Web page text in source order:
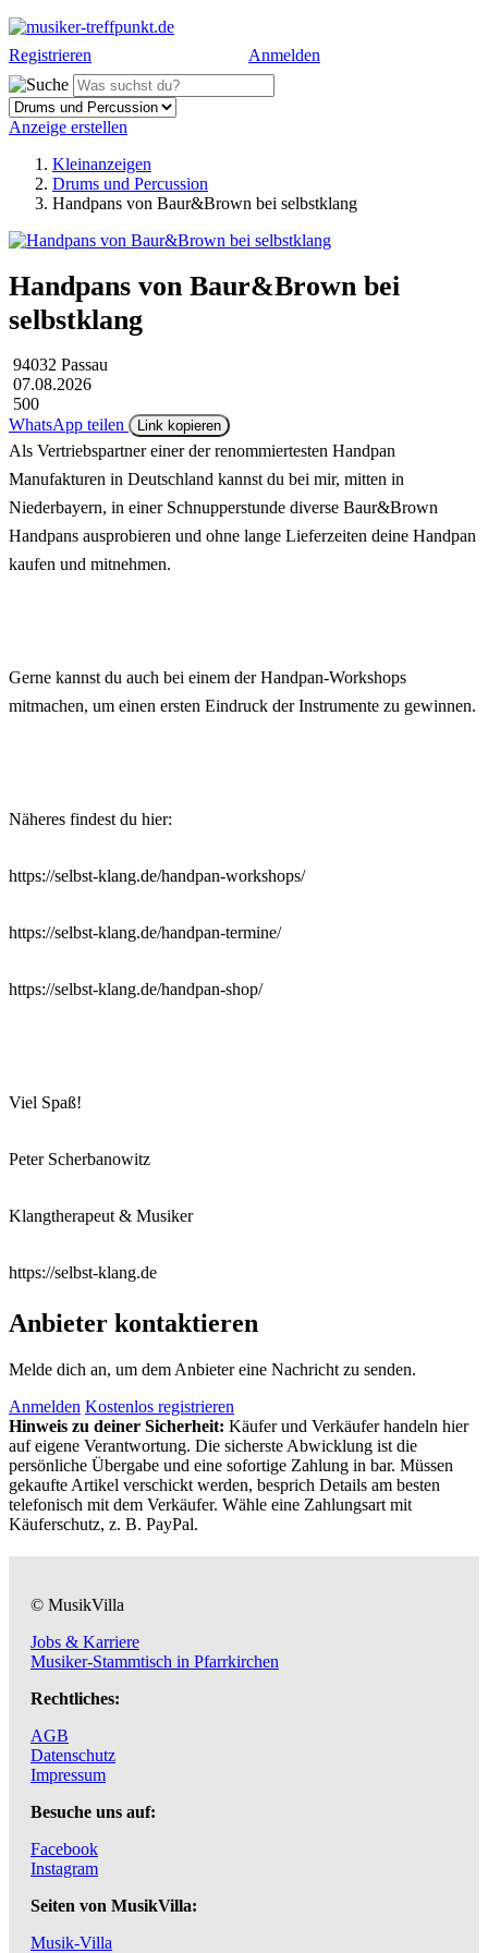
Registrieren Anmelden
Anzeige erstellen
Kleinanzeigen
Drums und Percussion
Handpans von Baur&Brown bei selbstklang
Handpans von Baur&Brown bei
selbstklang
94032 Passau
07.08.2026
500
WhatsApp teilen
Link kopieren
Als Vertriebspartner einer der renommiertesten Handpan
Manufakturen in Deutschland kannst du bei mir, mitten in
Niederbayern, in einer Schnupperstunde diverse Baur&Brown
Handpans ausprobieren und ohne lange Lieferzeiten deine Handpan
kaufen und mitnehmen.
Gerne kannst du auch bei einem der Handpan-Workshops
mitmachen, um einen ersten Eindruck der Instrumente zu gewinnen.
Näheres findest du hier:
https://selbst-klang.de/handpan-workshops/
https://selbst-klang.de/handpan-termine/
https://selbst-klang.de/handpan-shop/
Viel Spaß!
Peter Scherbanowitz
Klangtherapeut & Musiker
https://selbst-klang.de
Anbieter kontaktieren
Melde dich an, um dem Anbieter eine Nachricht zu senden.
Anmelden Kostenlos registrieren
Hinweis zu deiner Sicherheit: Käufer und Verkäufer handeln hier
auf eigene Verantwortung. Die sicherste Abwicklung ist die
persönliche Übergabe und eine sofortige Zahlung in bar. Müssen
gekaufte Artikel verschickt werden, besprich Details am besten
telefonisch mit dem Verkäufer. Wähle eine Zahlungsart mit
Käuferschutz, z. B. PayPal.
© MusikVilla
Jobs & Karriere
Musiker-Stammtisch in Pfarrkirchen
Rechtliches:
AGB
Datenschutz
Impressum
Besuche uns auf:
Facebook
Instagram
Seiten von MusikVilla:
Musik-Villa